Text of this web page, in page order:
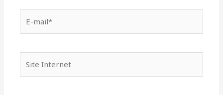
mail*
Internet